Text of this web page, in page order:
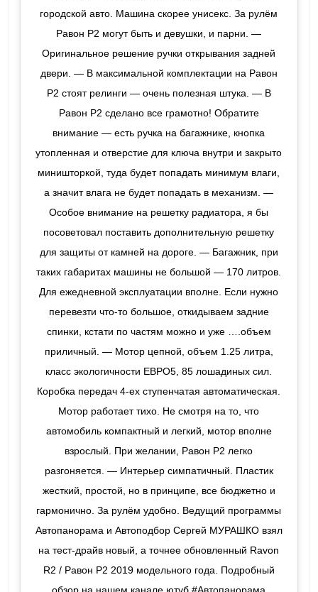
городской авто. Машина скорее унисекс. За рулём
Равон Р2 могут быть и девушки, и парни. —
Оригинальное решение ручки открывания задней
двери. — В максимальной комплектации на Равон
Р2 стоят релинги — очень полезная штука. — В
Равон Р2 сделано все грамотно! Обратите
внимание — есть ручка на багажнике, кнопка
утопленная и отверстие для ключа внутри и закрыто
миништоркой, туда будет попадать минимум влаги,
а значит влага не будет попадать в механизм. —
Особое внимание на решетку радиатора, я бы
посоветовал поставить дополнительную решетку
для защиты от камней на дороге. — Багажник, при
таких габаритах машины не большой — 170 литров.
Для ежедневной эксплуатации вполне. Если нужно
перевезти что-то большое, откидываем задние
спинки, кстати по частям можно и уже ….объем
приличный. — Мотор цепной, объем 1.25 литра,
класс экологичности ЕВРО5, 85 лошадиных сил.
Коробка передач 4-ех ступенчатая автоматическая.
Мотор работает тихо. Не смотря на то, что
автомобиль компактный и легкий, мотор вполне
взрослый. При желании, Равон Р2 легко
разгоняется. — Интерьер симпатичный. Пластик
жесткий, простой, но в принципе, все бюджетно и
гармонично. За рулём удобно. Ведущий программы
Автопанорама и Автоподбор Сергей МУРАШКО взял
на тест-драйв новый, а точнее обновленный Ravon
R2 / Равон Р2 2019 модельного года. Подробный
обзор на нашем канале ютуб #Автопанорама